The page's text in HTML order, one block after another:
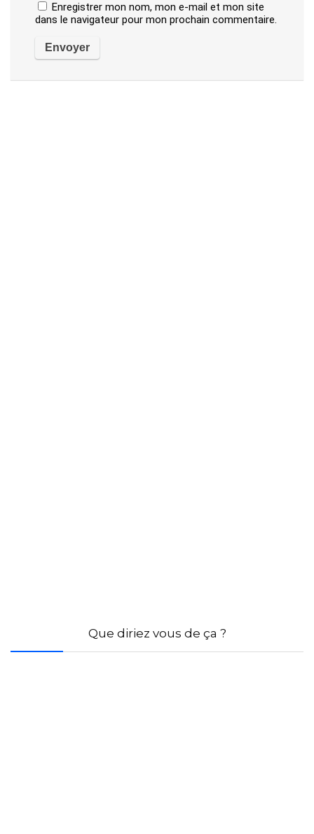
Enregistrer mon nom, mon e-mail et mon site
dans le navigateur pour mon prochain commentaire.
Que diriez vous de ça ?